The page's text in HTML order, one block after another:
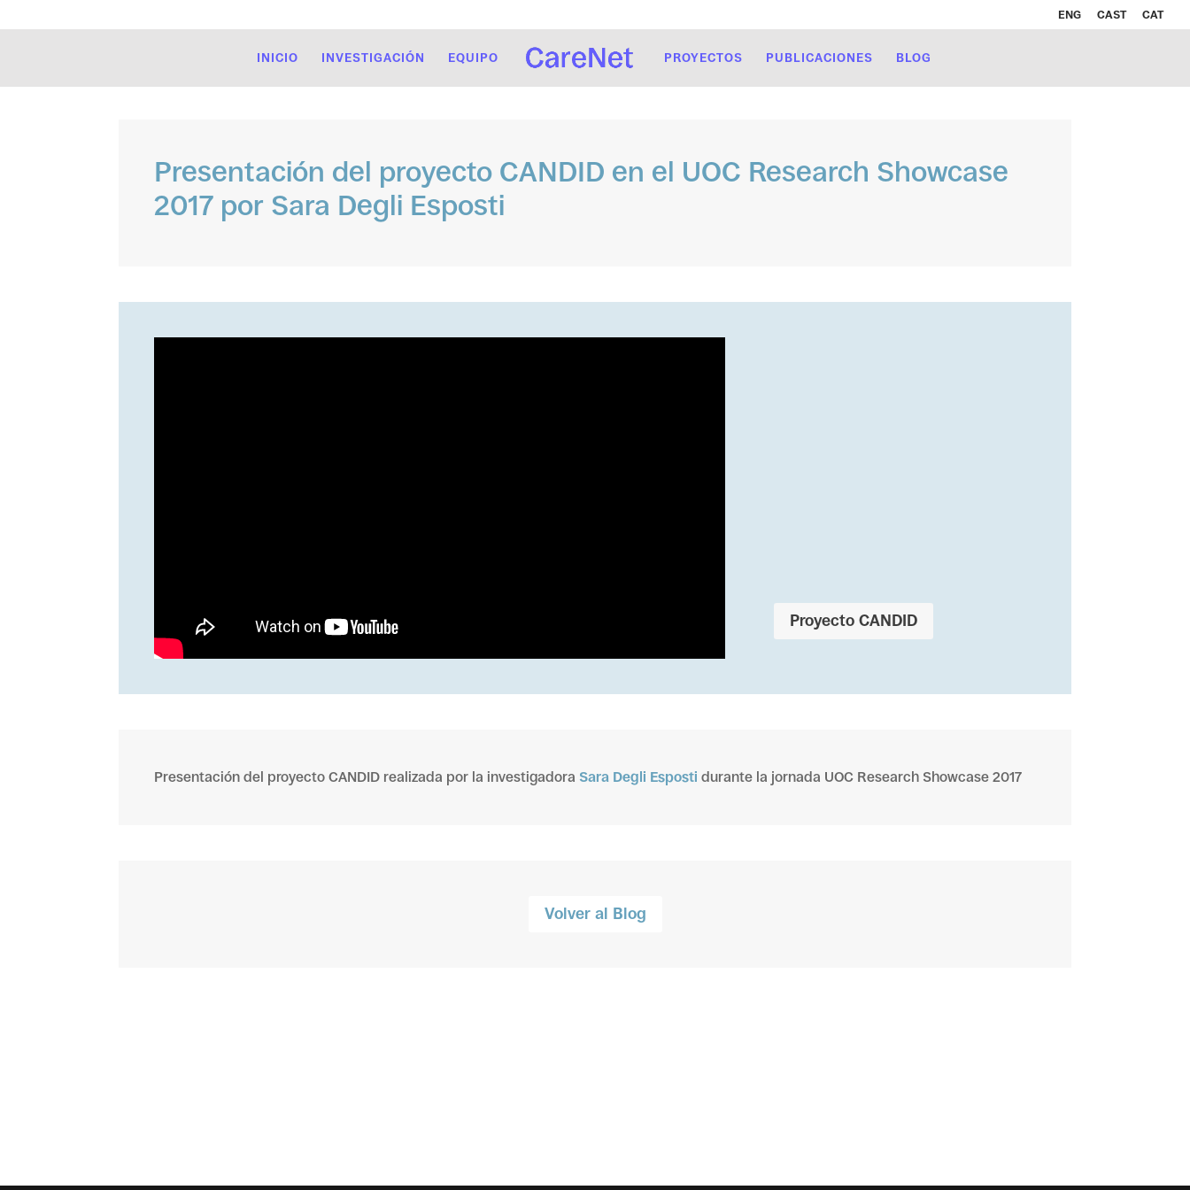
ENG CAST CAT
INICIO INVESTIGACIÓN EQUIPO PROYECTOS PUBLICACIONES BLOG
Presentación del proyecto CANDID en el UOC Research Showcase
2017 por Sara Degli Esposti
Proyecto CANDID
Presentación del proyecto CANDID realizada por la investigadora Sara Degli Esposti durante la jornada UOC Research Showcase 2017
Volver al Blog